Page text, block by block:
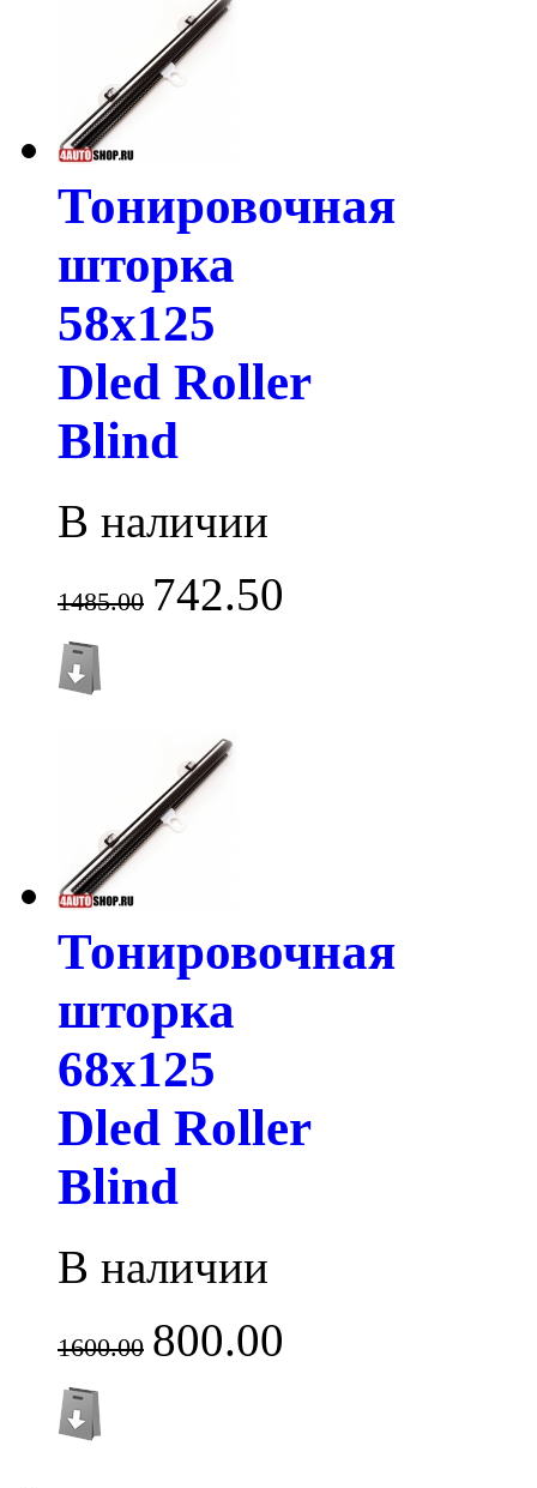
Тонировочная
шторка
58х125
Dled Roller
Blind
В наличии
1485.00 742.50
Тонировочная
шторка
68х125
Dled Roller
Blind
В наличии
1600.00 800.00